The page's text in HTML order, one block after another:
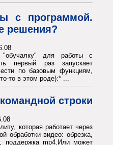
с программой.
решения?
"обучалку" для работы с
первый раз запускает
по базовым функциям,
то в этом роде):* ...
строки
которая работает через
обработки видео: обрезка,
поддержка mp4.Или может